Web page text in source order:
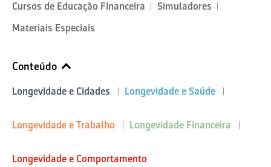
Cursos de Educação Financeira
Simuladores
Materiais Especiais
Conteúdo
Longevidade e Cidades Longevidade e Saúde
Longevidade e Trabalho Longevidade Financeira
Longevidade e Comportamento